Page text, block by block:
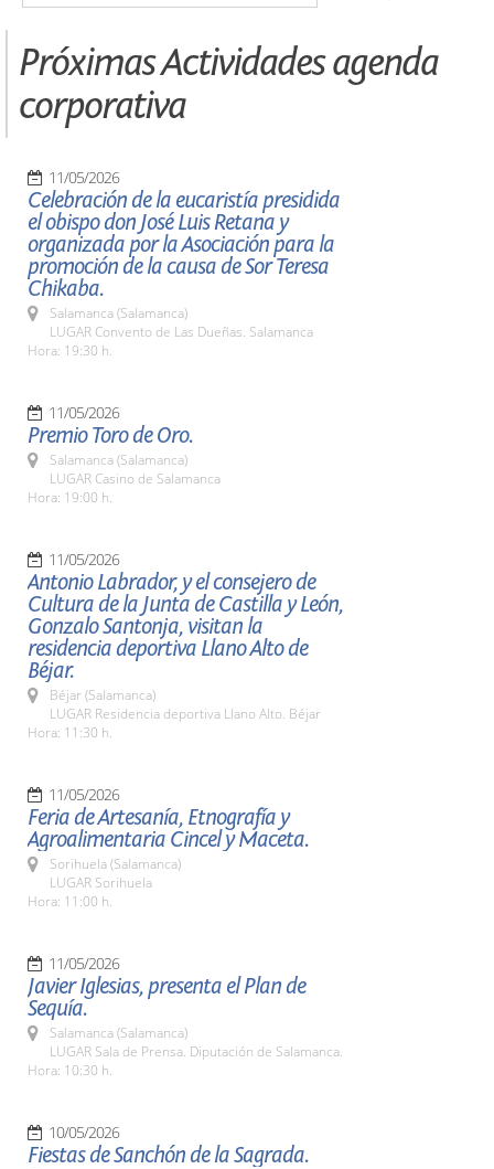
Próximas Actividades agenda
corporativa
11/05/2026
Celebración de la eucaristía presidida
el obispo don José Luis Retana y
organizada por la Asociación para la
promoción de la causa de Sor Teresa
Chikaba.
Salamanca (Salamanca)
LUGAR Convento de Las Dueñas. Salamanca
Hora: 19:30 h.
11/05/2026
Premio Toro de Oro.
Salamanca (Salamanca)
LUGAR Casino de Salamanca
Hora: 19:00 h.
11/05/2026
Antonio Labrador, y el consejero de
Cultura de la Junta de Castilla y León,
Gonzalo Santonja, visitan la
residencia deportiva Llano Alto de
Béjar.
Béjar (Salamanca)
LUGAR Residencia deportiva Llano Alto. Béjar
Hora: 11:30 h.
11/05/2026
Feria de Artesanía, Etnografía y
Agroalimentaria Cincel y Maceta.
Sorihuela (Salamanca)
LUGAR Sorihuela
Hora: 11:00 h.
11/05/2026
Javier Iglesias, presenta el Plan de
Sequía.
Salamanca (Salamanca)
LUGAR Sala de Prensa. Diputación de Salamanca.
Hora: 10:30 h.
10/05/2026
Fiestas de Sanchón de la Sagrada.